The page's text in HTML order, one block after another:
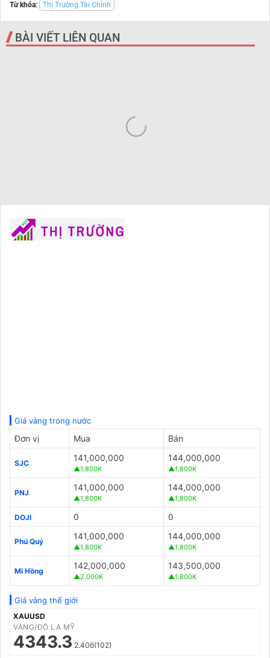
Từ khóa: Thị Trường Tài Chính
BÀI VIẾT LIÊN QUAN
Giá vàng trong nước
Đơn vị Mua Bán
SJC
141,000,000
▲1,800K
144,000,000
▲1,800K
PNJ
141,000,000
▲1,800K
144,000,000
▲1,800K
DOJI 0 0
Phú Quý
141,000,000
▲1,800K
144,000,000
▲1,800K
Mi Hồng
142,000,000
▲2,000K
143,500,000
▲1,800K
Giá vàng thế giới
XAUUSD
VÀNG/ĐÔ LA MỸ
4343.3 2.406(102)